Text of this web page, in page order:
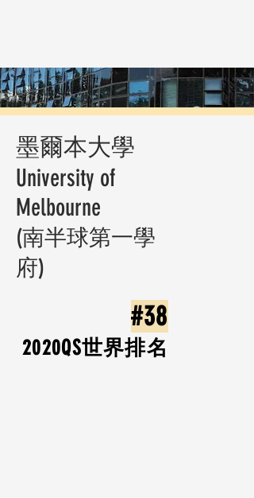
墨爾本大學
University of
Melbourne
(南半球第一學
府)
#38
2020​QS世界排名